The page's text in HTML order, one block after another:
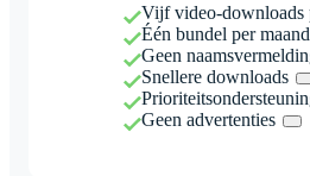
Vijf video-downloads
Één bundel per maand
Geen
Snellere downloads
Geen advertenties